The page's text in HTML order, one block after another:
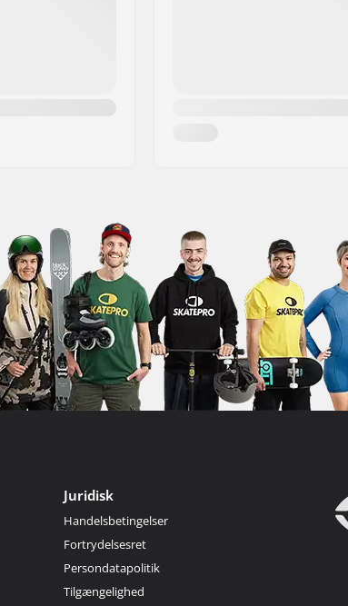
Juridisk
Handelsbetingelser
Fortrydelsesret
Persondatapolitik
Tilgængelighed